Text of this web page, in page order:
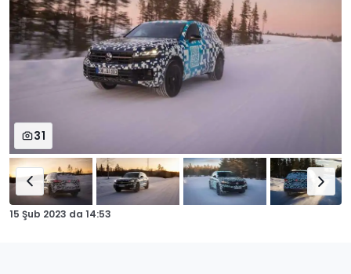
31
15 Şub 2023 da 14:53